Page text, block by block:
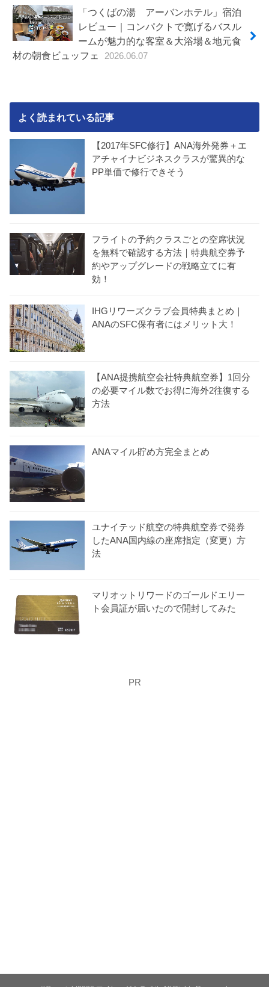
「つくばの湯 アーバンホテル」宿泊
レビュー｜コンパクトで寛げるバスル
ームが魅力的な客室＆大浴場＆地元食
材の朝食ビュッフェ
2026.06.07
よく読まれている記事
【2017年SFC修行】ANA海外発券＋エ
アチャイナビジネスクラスが驚異的な
PP単価で修行できそう
フライトの予約クラスごとの空席状況
を無料で確認する方法｜特典航空券予
約やアップグレードの戦略立てに有
効！
IHGリワーズクラブ会員特典まとめ｜
ANAのSFC保有者にはメリット大！
【ANA提携航空会社特典航空券】1回分
の必要マイル数でお得に海外2往復する
方法
ANAマイル貯め方完全まとめ
ユナイテッド航空の特典航空券で発券
したANA国内線の座席指定（変更）方
法
マリオットリワードのゴールドエリー
ト会員証が届いたので開封してみた
PR